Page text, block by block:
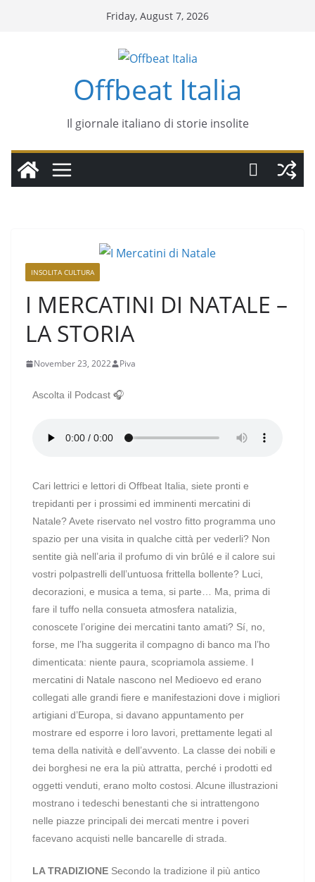
Friday, August 7, 2026
Offbeat Italia
Il giornale italiano di storie insolite
INSOLITA CULTURA
I MERCATINI DI NATALE –
LA STORIA
November 23, 2022 Piva
Ascolta il Podcast 🎧
Cari lettrici e lettori di Offbeat Italia, siete pronti e
trepidanti per i prossimi ed imminenti mercatini di
Natale? Avete riservato nel vostro fitto programma uno
spazio per una visita in qualche città per vederli? Non
sentite già nell’aria il profumo di vin brûlé e il calore sui
vostri polpastrelli dell’untuosa frittella bollente? Luci,
decorazioni, e musica a tema, si parte… Ma, prima di
fare il tuffo nella consueta atmosfera natalizia,
conoscete l’origine dei mercatini tanto amati? Sí, no,
forse, me l’ha suggerita il compagno di banco ma l’ho
dimenticata: niente paura, scopriamola assieme. I
mercatini di Natale nascono nel Medioevo ed erano
collegati alle grandi fiere e manifestazioni dove i migliori
artigiani d’Europa, si davano appuntamento per
mostrare ed esporre i loro lavori, prettamente legati al
tema della natività e dell’avvento. La classe dei nobili e
dei borghesi ne era la più attratta, perché i prodotti ed
oggetti venduti, erano molto costosi. Alcune illustrazioni
mostrano i tedeschi benestanti che si intrattengono
nelle piazze principali dei mercati mentre i poveri
facevano acquisti nelle bancarelle di strada.
LA TRADIZIONE Secondo la tradizione il più antico